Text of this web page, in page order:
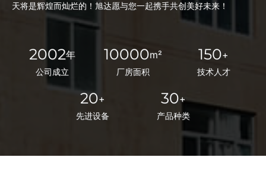
天将是辉煌而灿烂的！旭达愿与您一起携手共创美好未来！
2002年
公司成立
10000m²
厂房面积
150+
技术人才
20+
先进设备
30+
产品种类